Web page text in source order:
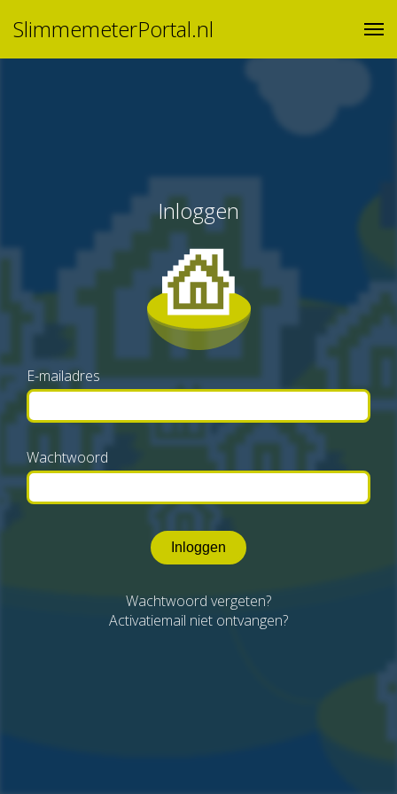
SlimmemeterPortal.nl
Inloggen
E-mailadres
Wachtwoord
Inloggen
Wachtwoord vergeten?
Activatiemail niet ontvangen?